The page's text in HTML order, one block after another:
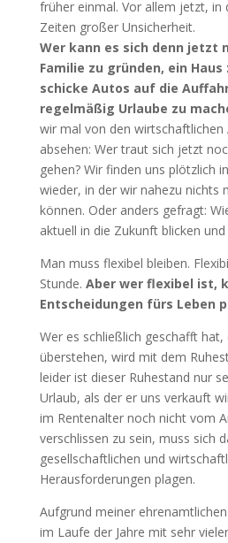
früher einmal. Vor allem jetzt, in
Zeiten großer Unsicherheit.
Wer kann es sich denn jetzt
Familie zu gründen, ein
schicke Autos auf die
regelmäßig Urlaube zu
wir mal von den wirtschaftlichen
absehen: Wer traut sich jetzt
gehen? Wir finden uns plötzlich
wieder, in der wir nahezu nichts
können. Oder anders gefragt:
aktuell in die Zukunft blicken
Man muss flexibel bleiben.
Stunde. Aber wer flexibel ist,
Entscheidungen fürs Leben
Wer es schließlich geschafft hat,
überstehen, wird mit dem
leider ist dieser Ruhestand nur
Urlaub, als der er uns verkauft
im Rentenalter noch nicht vom
verschlissen zu sein, muss sich
gesellschaftlichen und
Herausforderungen plagen.
Aufgrund meiner
im Laufe der Jahre mit sehr